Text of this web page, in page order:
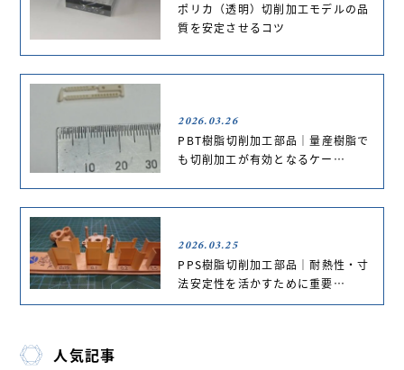
ポリカ（透明）切削加工モデルの品
質を安定させるコツ
2026.03.26
PBT樹脂切削加工部品｜量産樹脂で
も切削加工が有効となるケー…
2026.03.25
PPS樹脂切削加工部品｜耐熱性・寸
法安定性を活かすために重要…
人気記事